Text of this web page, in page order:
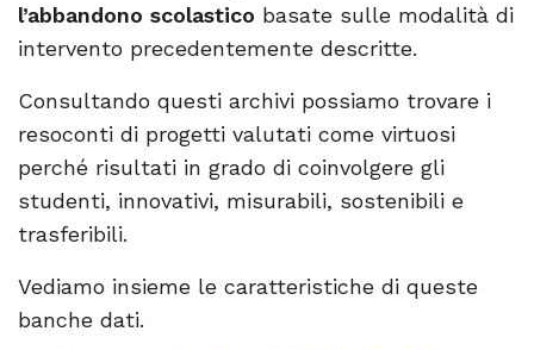
l’abbandono scolastico basate sulle modalità di
intervento precedentemente descritte.
Consultando questi archivi possiamo trovare i
resoconti di progetti valutati come virtuosi
perché risultati in grado di coinvolgere gli
studenti, innovativi, misurabili, sostenibili e
trasferibili.
Vediamo insieme le caratteristiche di queste
banche dati.